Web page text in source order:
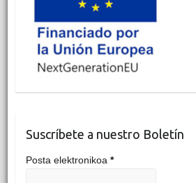
Suscríbete a nuestro Boletín
Posta elektronikoa *